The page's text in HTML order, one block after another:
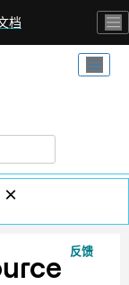
档
反馈